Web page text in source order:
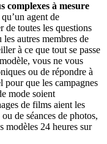
complexes à mesure
agent de
de toutes les questions
autres membres de
à ce que tout se passe
vous ne vous
ou de répondre à
pour que les campagnes
mode soient
de films aient les
de séances de photos,
modèles 24 heures sur